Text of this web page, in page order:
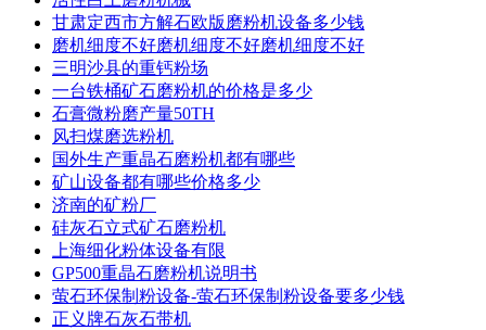
甘肃定西市方解石欧版磨粉机设备多少钱
磨机细度不好磨机细度不好磨机细度不好
三明沙县的重钙粉场
一台铁桶矿石磨粉机的价格是多少
石膏微粉磨产量50TH
风扫煤磨选粉机
国外生产重晶石磨粉机都有哪些
矿山设备都有哪些价格多少
济南的矿粉厂
硅灰石立式矿石磨粉机
上海细化粉体设备有限
GP500重晶石磨粉机说明书
萤石环保制粉设备-萤石环保制粉设备要多少钱
正义牌石灰石带机